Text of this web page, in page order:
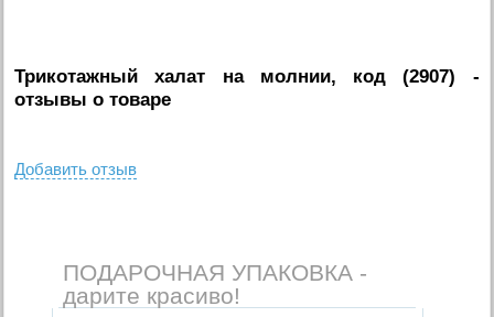
Трикотажный халат на молнии, код (2907) -
отзывы о товаре
Добавить отзыв
ПОДАРОЧНАЯ УПАКОВКА -
дарите красиво!